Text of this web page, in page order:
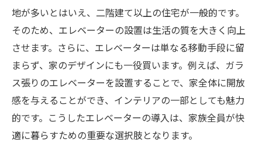
地が多いとはいえ、二階建て以上の住宅が一般的です。
そのため、エレベーターの設置は生活の質を大きく向上
させます。さらに、エレベーターは単なる移動手段に留
まらず、家のデザインにも一役買います。例えば、ガラ
ス張りのエレベーターを設置することで、家全体に開放
感を与えることができ、インテリアの一部としても魅力
的です。こうしたエレベーターの導入は、家族全員が快
適に暮らすための重要な選択肢となります。